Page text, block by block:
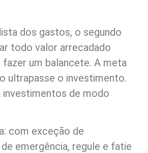
dos gastos, o segundo
todo valor arrecadado
fazer um balancete. A meta
ultrapasse o investimento.
de modo
com exceção de
emergência, regule e fatie